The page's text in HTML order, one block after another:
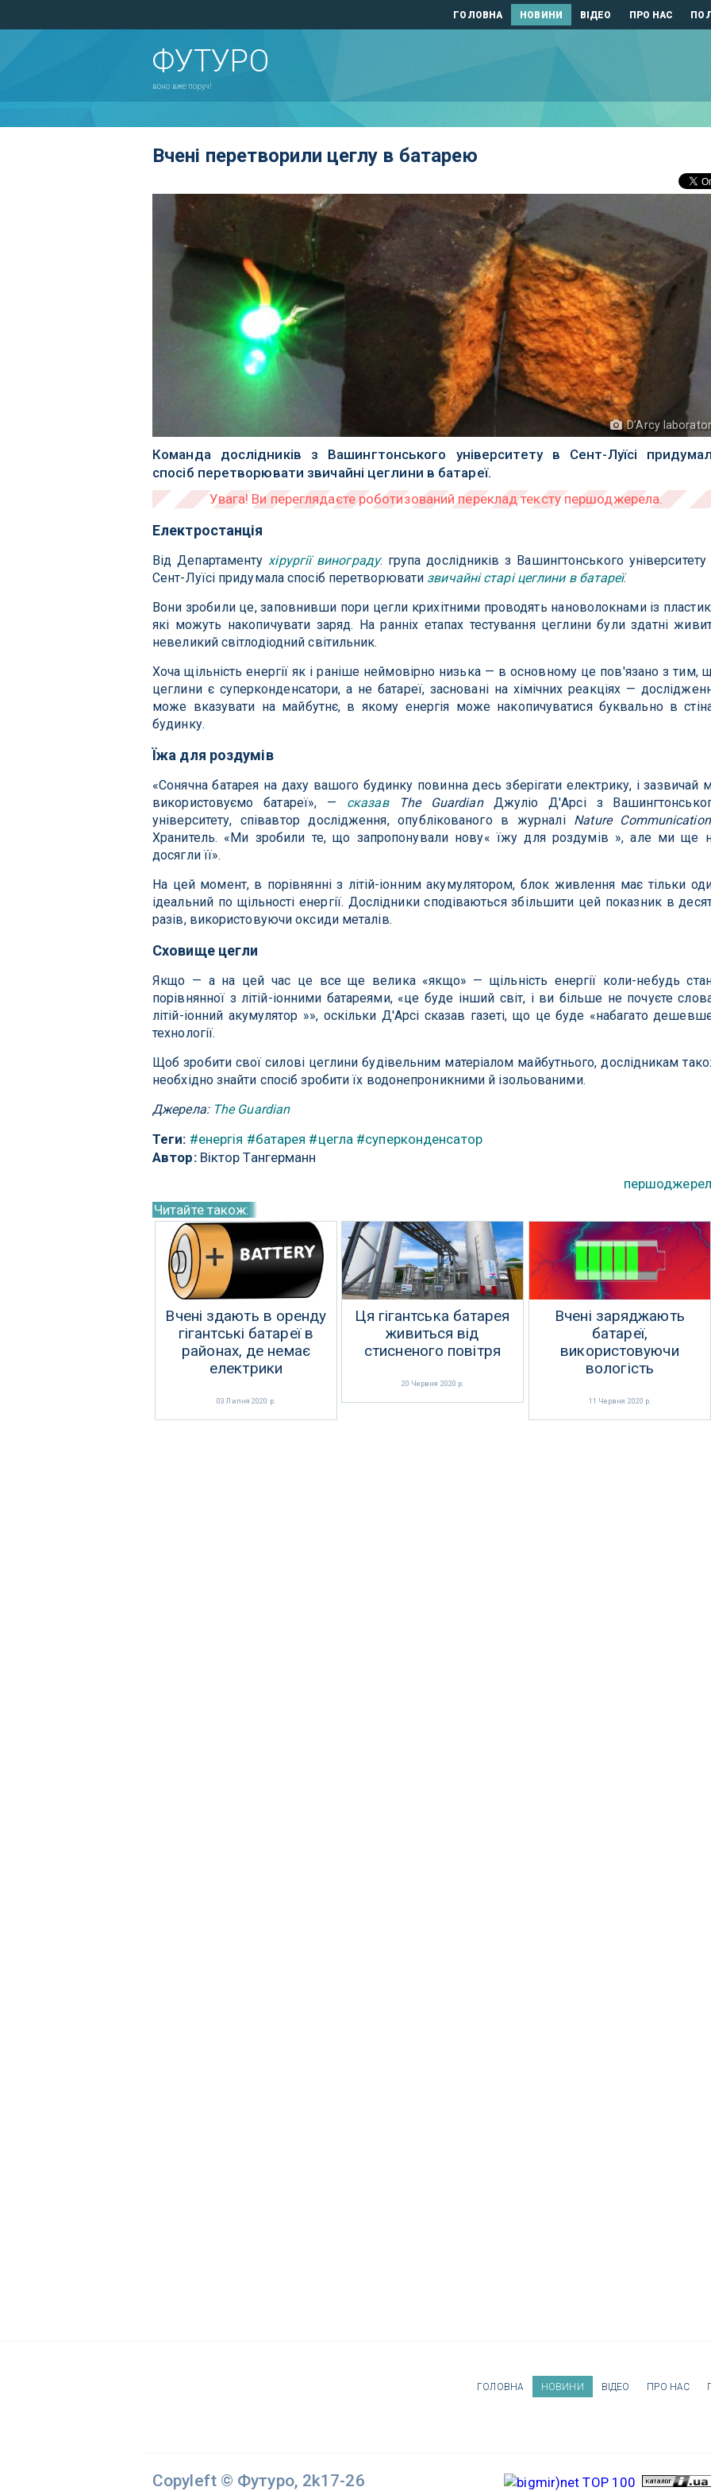
ГОЛОВНА НОВИНИ ВІДЕО ПРО НАС
ФУТУРО
воно вже поруч!
Вчені перетворили цеглу в батарею
D’Arcy
Команда дослідників з Вашингтонського університету в Сент-Луїсі
спосіб перетворювати звичайні цеглини в батареї.
Електростанція
Від Департаментухірургії винограду: група дослідників з Вашингтонського
Сент-Луїсі придумала спосіб перетворювати звичайні старі цеглини в батареї.
Вони зробили це, заповнивши пори цегли крихітними проводять нановолокнами із
які можуть накопичувати заряд. На ранніх етапах тестування цеглини були здатні
невеликий світлодіодний світильник.
Хоча щільність енергії як і раніше неймовірно низька — в основному це пов'язано з тим,
цеглини є суперконденсатори, а не батареї, засновані на хімічних реакціях —
може вказувати на майбутнє, в якому енергія може накопичуватися буквально в
будинку.
Їжа для роздумів
«Сонячна батарея на даху вашого будинку повинна десь зберігати електрику, і зазвичай
використовуємо батареї», — сказав The GuardianДжуліо Д'Арсі з
університету, співавтор дослідження, опублікованого в журналі Nature
Хранитель. «Ми зробили те, що запропонували нову« їжу для роздумів », але ми ще
досягли її».
На цей момент, в порівнянні з літій-іонним акумулятором, блок живлення має тільки
ідеальний по щільності енергії. Дослідники сподіваються збільшити цей показник в
разів, використовуючи оксиди металів.
Сховище цегли
Якщо — а на цей час це все ще велика «якщо» — щільність енергії коли-небудь
порівнянної з літій-іонними батареями, «це буде інший світ, і ви більше не почуєте
літій-іонний акумулятор »», оскільки Д'Арсі сказав газеті, що це буде «набагато
технології.
Щоб зробити свої силові цеглини будівельним матеріалом майбутнього, дослідникам
необхідно знайти спосіб зробити їх водонепроникними й ізольованими.
Джерела: The Guardian
Теги: #енергія #батарея #цегла #суперконденсатор
Автор:Віктор Тангерманн
Читайте також:
Вчені здають в оренду
гігантські батареї в
районах, де немає
електрики
03 Липня 2020 р.
Ця гігантська батарея
живиться від
стисненого повітря
20 Червня 2020 р.
Вчені заряджають
батареї,
використовуючи
вологість
11 Червня 2020 р.
ГОЛОВНА НОВИНИ ВІДЕО ПРО НАС
Copyleft © Футуро, 2k17-26